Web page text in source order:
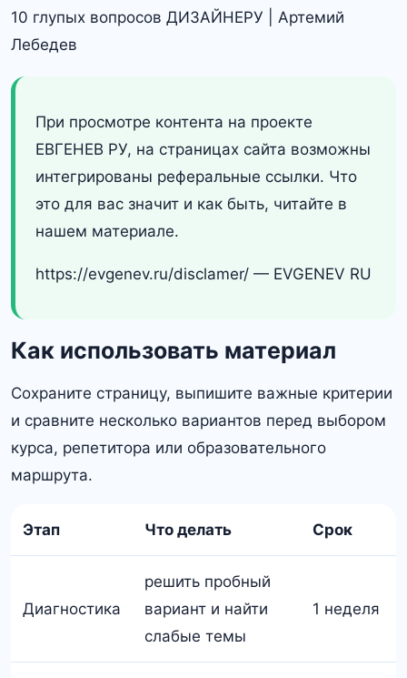
10 глупых вопросов ДИЗАЙНЕРУ | Артемий
Лебедев
При просмотре контента на проекте
ЕВГЕНЕВ РУ, на страницах сайта возможны
интегрированы реферальные ссылки. Что
это для вас значит и как быть, читайте в
нашем материале.
https://evgenev.ru/disclamer/ — EVGENEV RU
Как использовать материал
Сохраните страницу, выпишите важные критерии
и сравните несколько вариантов перед выбором
курса, репетитора или образовательного
маршрута.
Этап Что делать Срок
Диагностика
решить пробный
вариант и найти
слабые темы
1 неделя